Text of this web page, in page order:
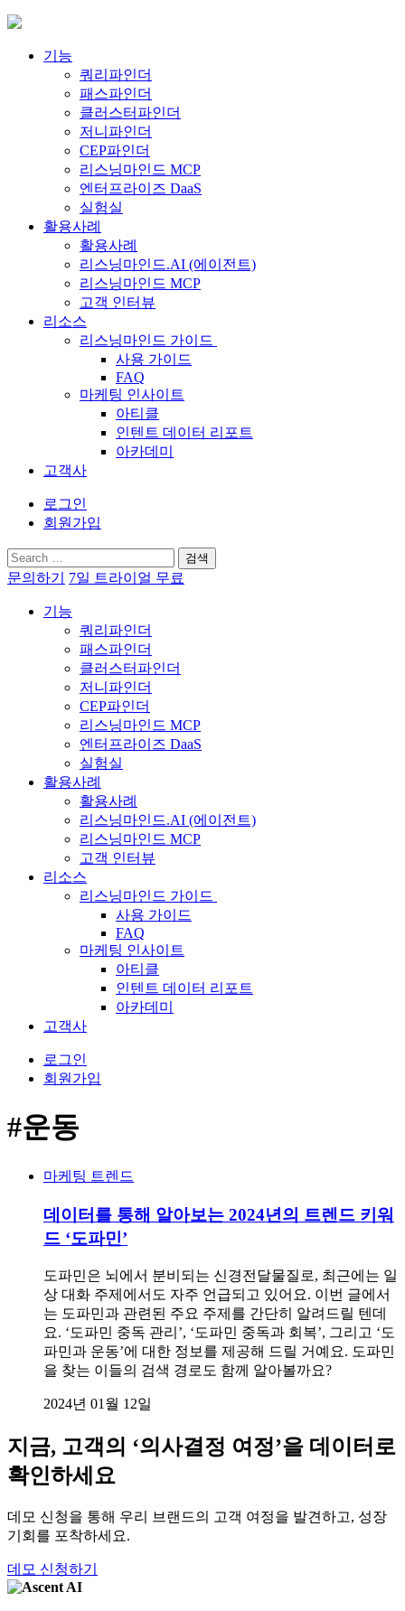
Skip
content기능
쿼리파인더
패스파인더
클러스터파인더
저니파인더
CEP파인더
리스닝마인드 MCP
엔터프라이즈 DaaS
실험실
활용사례
활용사례
리스닝마인드.AI (에이전트)
리스닝마인드 MCP
고객 인터뷰
리소스
리스닝마인드 가이드
사용 가이드
FAQ
마케팅 인사이트
아티클
인텐트 데이터 리포트
아카데미
고객사
로그인
회원가입
검
색:
문의하기 7일 트라이얼 무료
기능
쿼리파인더
패스파인더
클러스터파인더
저니파인더
CEP파인더
리스닝마인드 MCP
엔터프라이즈 DaaS
실험실
활용사례
활용사례
리스닝마인드.AI (에이전트)
리스닝마인드 MCP
고객 인터뷰
리소스
리스닝마인드 가이드
사용 가이드
FAQ
마케팅 인사이트
아티클
인텐트 데이터 리포트
아카데미
고객사
로그인
회원가입
#운동
마케팅 트렌드
데이터를 통해 알아보는 2024년의 트렌드 키워
드 ‘도파민’
도파민은 뇌에서 분비되는 신경전달물질로, 최근에는 일
상 대화 주제에서도 자주 언급되고 있어요. 이번 글에서
는 도파민과 관련된 주요 주제를 간단히 알려드릴 텐데
요. ‘도파민 중독 관리’, ‘도파민 중독과 회복’, 그리고 ‘도
파민과 운동’에 대한 정보를 제공해 드릴 거예요. 도파민
을 찾는 이들의 검색 경로도 함께 알아볼까요?
2024년 01월 12일
지금, 고객의 ‘의사결정 여정’을 데이터로
확인하세요
데모 신청을 통해 우리 브랜드의 고객 여정을 발견하고, 성장
기회를 포착하세요.
데모 신청하기